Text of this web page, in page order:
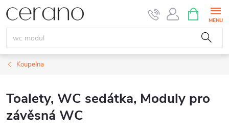
Přejít
na
obsah
NÁKUPNÍ
KOŠÍK
Koupelna
Toalety, WC sedátka, Moduly pro
závěsná WC